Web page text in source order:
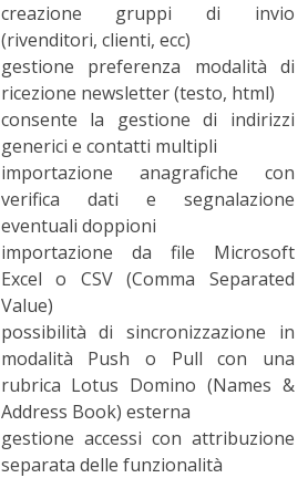
creazione gruppi di invio
(rivenditori, clienti, ecc)
gestione preferenza modalità di
ricezione newsletter (testo, html)
consente la gestione di indirizzi
generici e contatti multipli
importazione anagrafiche con
verifica dati e segnalazione
eventuali doppioni
importazione da file Microsoft
Excel o CSV (Comma Separated
Value)
possibilità di sincronizzazione in
modalità Push o Pull con una
rubrica Lotus Domino (Names &
Address Book) esterna
gestione accessi con attribuzione
separata delle funzionalità